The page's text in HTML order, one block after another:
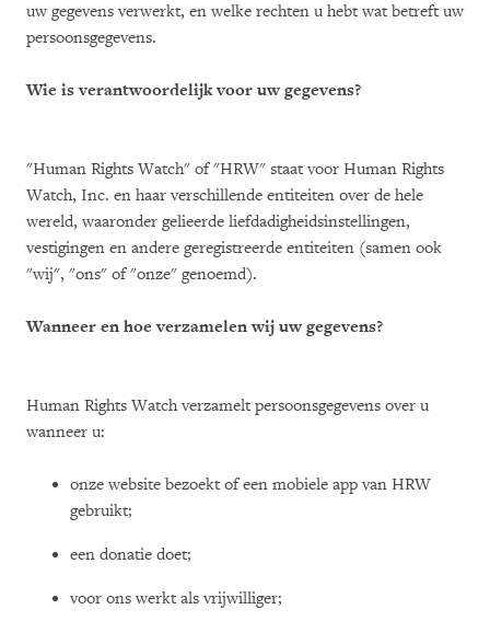
uw gegevens verwerkt, en welke rechten u hebt wat betreft uw
persoonsgegevens.
Wie is verantwoordelijk voor uw gegevens?
"Human Rights Watch" of "HRW" staat voor Human Rights
Watch, Inc. en haar verschillende entiteiten over de hele
wereld, waaronder gelieerde liefdadigheidsinstellingen,
vestigingen en andere geregistreerde entiteiten (samen ook
"wij", "ons" of "onze" genoemd).
Wanneer en hoe verzamelen wij uw gegevens?
Human Rights Watch verzamelt persoonsgegevens over u
wanneer u:
onze website bezoekt of een mobiele app van HRW
gebruikt;
een donatie doet;
voor ons werkt als vrijwilliger;